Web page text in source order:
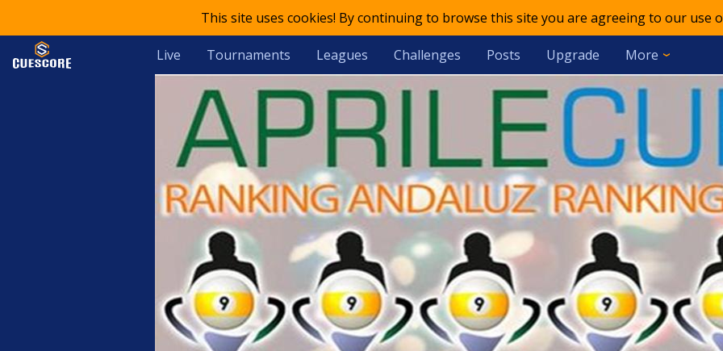
This site uses cookies! By continuing to browse this site you are agreeing to our use
Live Tournaments Leagues Challenges Posts Upgrade More